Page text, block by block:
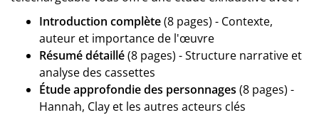
Introduction complète(8 pages) - Contexte,
auteur et importance de l'œuvre
Résumé détaillé(8 pages) - Structure narrative et
analyse des cassettes
Étude approfondie des personnages (8 pages) -
Hannah, Clay et les autres acteurs clés